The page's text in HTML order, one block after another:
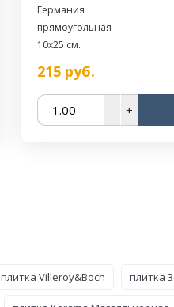
Германия
прямоугольная
10x25 см.
215руб.
– +
плитка Villeroy&Boch плитка